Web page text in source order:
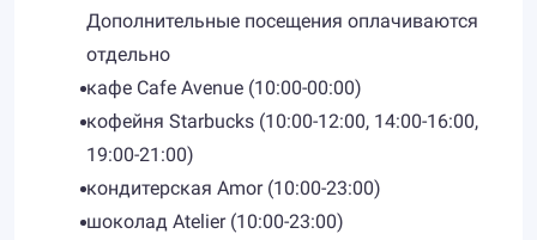
Дополнительные посещения оплачиваются
отдельно
кафе Cafe Avenue (10:00-00:00)
кофейня Starbucks (10:00-12:00, 14:00-16:00,
19:00-21:00)
кондитерская Amor (10:00-23:00)
шоколад Atelier (10:00-23:00)